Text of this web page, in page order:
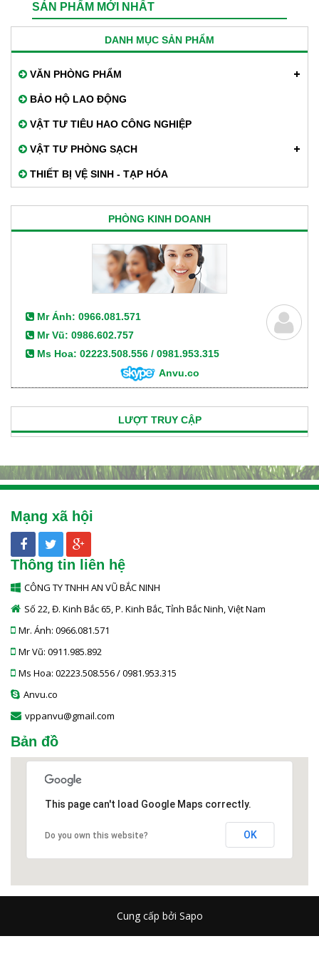
SẢN PHẨM MỚI NHẤT
DANH MỤC SẢN PHẨM
VĂN PHÒNG PHẨM
BẢO HỘ LAO ĐỘNG
VẬT TƯ TIÊU HAO CÔNG NGHIỆP
VẬT TƯ PHÒNG SẠCH
THIẾT BỊ VỆ SINH - TẠP HÓA
PHÒNG KINH DOANH
Mr Ánh: 0966.081.571
Mr Vũ: 0986.602.757
Ms Hoa: 02223.508.556 / 0981.953.315
Anvu.co
LƯỢT TRUY CẬP
Mạng xã hội
Thông tin liên hệ
CÔNG TY TNHH AN VŨ BẮC NINH
Số 22, Đ. Kinh Bắc 65, P. Kinh Bắc, Tỉnh Bắc Ninh, Việt Nam
Mr. Ánh: 0966.081.571
Mr Vũ: 0911.985.892
Ms Hoa: 02223.508.556 / 0981.953.315
Anvu.co
vppanvu@gmail.com
Bản đồ
This page can't load Google Maps correctly.
Do you own this website? OK
Cung cấp bởi Sapo